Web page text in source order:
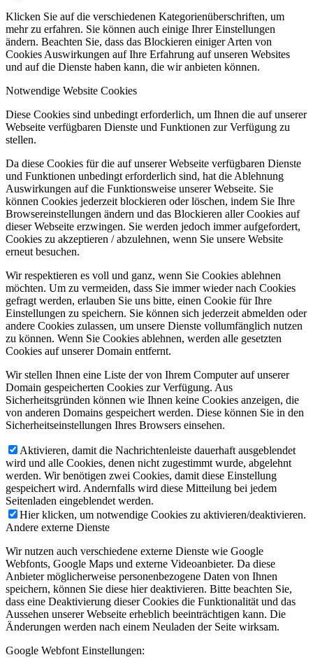
Klicken Sie auf die verschiedenen Kategorienüberschriften, um
mehr zu erfahren. Sie können auch einige Ihrer Einstellungen
ändern. Beachten Sie, dass das Blockieren einiger Arten von
Cookies Auswirkungen auf Ihre Erfahrung auf unseren Websites
und auf die Dienste haben kann, die wir anbieten können.
Notwendige Website Cookies
Diese Cookies sind unbedingt erforderlich, um Ihnen die auf unserer
Webseite verfügbaren Dienste und Funktionen zur Verfügung zu
stellen.
Da diese Cookies für die auf unserer Webseite verfügbaren Dienste
und Funktionen unbedingt erforderlich sind, hat die Ablehnung
Auswirkungen auf die Funktionsweise unserer Webseite. Sie
können Cookies jederzeit blockieren oder löschen, indem Sie Ihre
Browsereinstellungen ändern und das Blockieren aller Cookies auf
dieser Webseite erzwingen. Sie werden jedoch immer aufgefordert,
Cookies zu akzeptieren / abzulehnen, wenn Sie unsere Website
erneut besuchen.
Wir respektieren es voll und ganz, wenn Sie Cookies ablehnen
möchten. Um zu vermeiden, dass Sie immer wieder nach Cookies
gefragt werden, erlauben Sie uns bitte, einen Cookie für Ihre
Einstellungen zu speichern. Sie können sich jederzeit abmelden oder
andere Cookies zulassen, um unsere Dienste vollumfänglich nutzen
zu können. Wenn Sie Cookies ablehnen, werden alle gesetzten
Cookies auf unserer Domain entfernt.
Wir stellen Ihnen eine Liste der von Ihrem Computer auf unserer
Domain gespeicherten Cookies zur Verfügung. Aus
Sicherheitsgründen können wie Ihnen keine Cookies anzeigen, die
von anderen Domains gespeichert werden. Diese können Sie in den
Sicherheitseinstellungen Ihres Browsers einsehen.
Aktivieren, damit die Nachrichtenleiste dauerhaft ausgeblendet
wird und alle Cookies, denen nicht zugestimmt wurde, abgelehnt
werden. Wir benötigen zwei Cookies, damit diese Einstellung
gespeichert wird. Andernfalls wird diese Mitteilung bei jedem
Seitenladen eingeblendet werden.
Hier klicken, um notwendige Cookies zu aktivieren/deaktivieren.
Andere externe Dienste
Wir nutzen auch verschiedene externe Dienste wie Google
Webfonts, Google Maps und externe Videoanbieter. Da diese
Anbieter möglicherweise personenbezogene Daten von Ihnen
speichern, können Sie diese hier deaktivieren. Bitte beachten Sie,
dass eine Deaktivierung dieser Cookies die Funktionalität und das
Aussehen unserer Webseite erheblich beeinträchtigen kann. Die
Änderungen werden nach einem Neuladen der Seite wirksam.
Google Webfont Einstellungen: